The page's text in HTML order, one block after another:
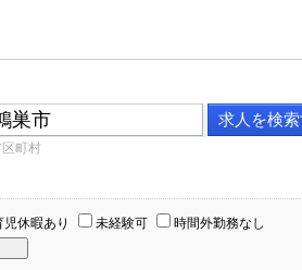
町村
児休暇あり 未経験可 時間外勤務なし